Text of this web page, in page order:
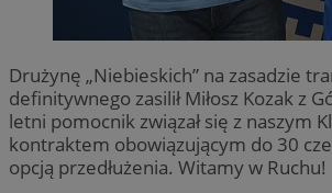
Drużynę „Niebieskich” na zasadzie
definitywnego zasilił Miłosz Kozak z
letni pomocnik związał się z naszym
kontraktem obowiązującym do 30
opcją przedłużenia. Witamy w Ruchu!